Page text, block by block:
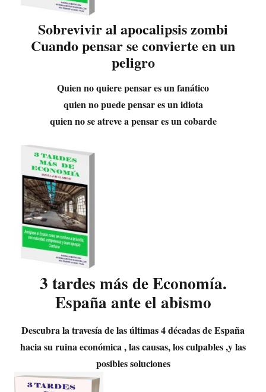
Sobrevivir al apocalipsis zombi
Cuando pensar se convierte en un
peligro
Quien no quiere pensar es un fanático
quien no puede pensar es un idiota
quien no se atreve a pensar es un cobarde
3 tardes más de Economía.
España ante el abismo
Descubra la travesía de las últimas 4 décadas de España
hacia su ruina económica , las causas, los culpables ,y las
posibles soluciones